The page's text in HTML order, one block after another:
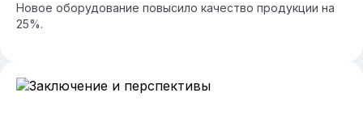
Новое оборудование повысило качество продукции на
25%.